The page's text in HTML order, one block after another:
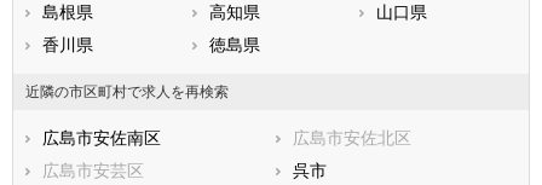
島根県
高知県
山口県
香川県
徳島県
近隣の市区町村で求人を再検索
広島市安佐南区
広島市安佐北区
広島市安芸区
呉市